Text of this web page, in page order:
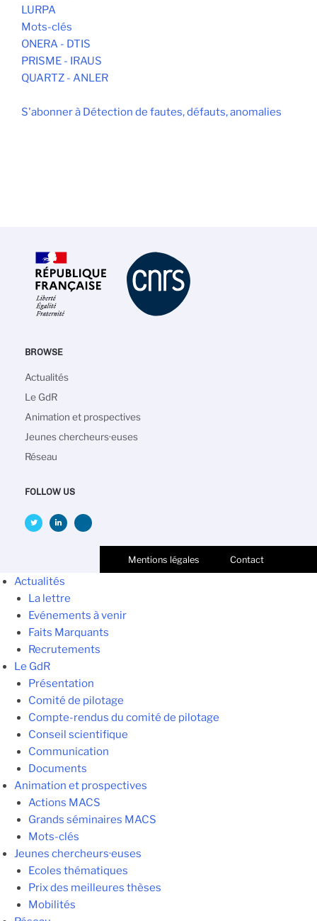
LURPA
Mots-clés
ONERA - DTIS
PRISME - IRAUS
QUARTZ - ANLER
S'abonner à Détection de fautes, défauts, anomalies
BROWSE
Navigation
principale
Actualités
Le GdR
Animation et prospectives
Jeunes chercheurs·euses
Réseau
FOLLOW US
Mentions légales Contact
Actualités
La lettre
Evénements à venir
Faits Marquants
Recrutements
Le GdR
Présentation
Comité de pilotage
Compte-rendus du comité de pilotage
Conseil scientifique
Communication
Documents
Animation et prospectives
Actions MACS
Grands séminaires MACS
Mots-clés
Jeunes chercheurs·euses
Ecoles thématiques
Prix des meilleures thèses
Mobilités